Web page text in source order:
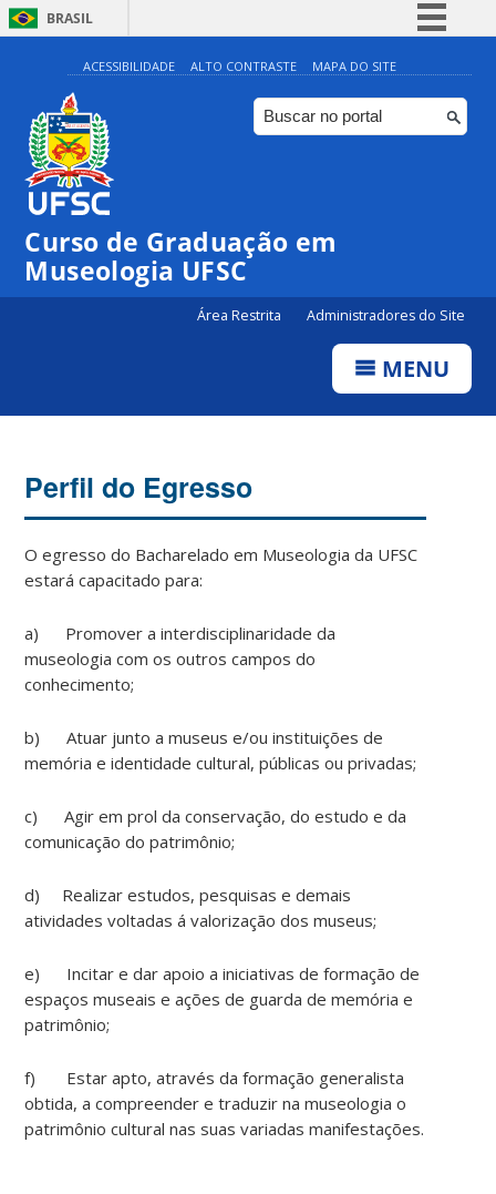
BRASIL
Simplifique!
Comunica BR
Participe
Canais
ACESSIBILIDADE ALTO CONTRASTE MAPA DO SITE
Curso de Graduação em
Museologia UFSC
Área Restrita Administradores do Site
MENU
Perfil do Egresso
O egresso do Bacharelado em Museologia da UFSC
estará capacitado para:
a) Promover a interdisciplinaridade da
museologia com os outros campos do
conhecimento;
b) Atuar junto a museus e/ou instituições de
memória e identidade cultural, públicas ou privadas;
c) Agir em prol da conservação, do estudo e da
comunicação do patrimônio;
d) Realizar estudos, pesquisas e demais
atividades voltadas á valorização dos museus;
e) Incitar e dar apoio a iniciativas de formação de
espaços museais e ações de guarda de memória e
patrimônio;
f) Estar apto, através da formação generalista
obtida, a compreender e traduzir na museologia o
patrimônio cultural nas suas variadas manifestações.